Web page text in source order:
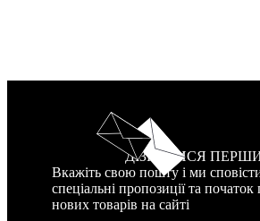
ДІЗНАТИСЯ
Вкажіть свою пошту і ми
спеціальні пропозиції та початок
нових товарів на сайті